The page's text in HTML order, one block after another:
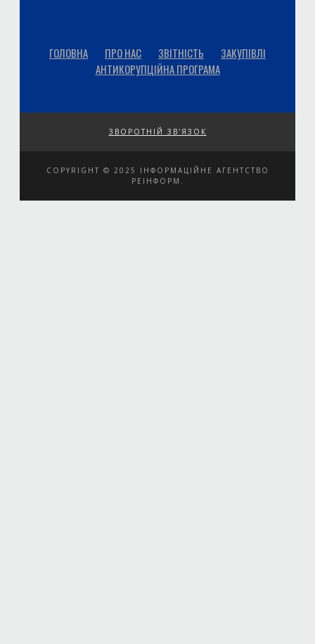
ГОЛОВНА ПРО НАС ЗВІТНІСТЬ
ЗАКУПІВЛІ
АНТИКОРУПЦІЙНА ПРОГРАМА
ЗВОРОТНІЙ ЗВ'ЯЗОК
COPYRIGHT © 2025 ІНФОРМАЦІЙНЕ АГЕНТСТВО
РЕІНФОРМ.